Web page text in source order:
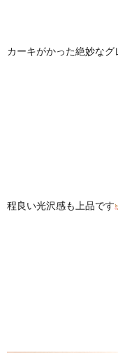
カーキがかった絶妙なグ
程良い光沢感も上品です